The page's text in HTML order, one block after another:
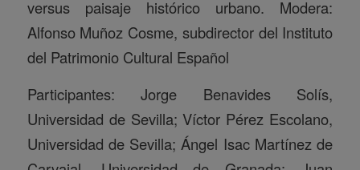
versus paisaje histórico urbano. Modera:
Alfonso Muñoz Cosme, subdirector del Instituto
del Patrimonio Cultural Español
Participantes: Jorge Benavides Solís,
Universidad de Sevilla; Víctor Pérez Escolano,
Universidad de Sevilla; Ángel Isac Martínez de